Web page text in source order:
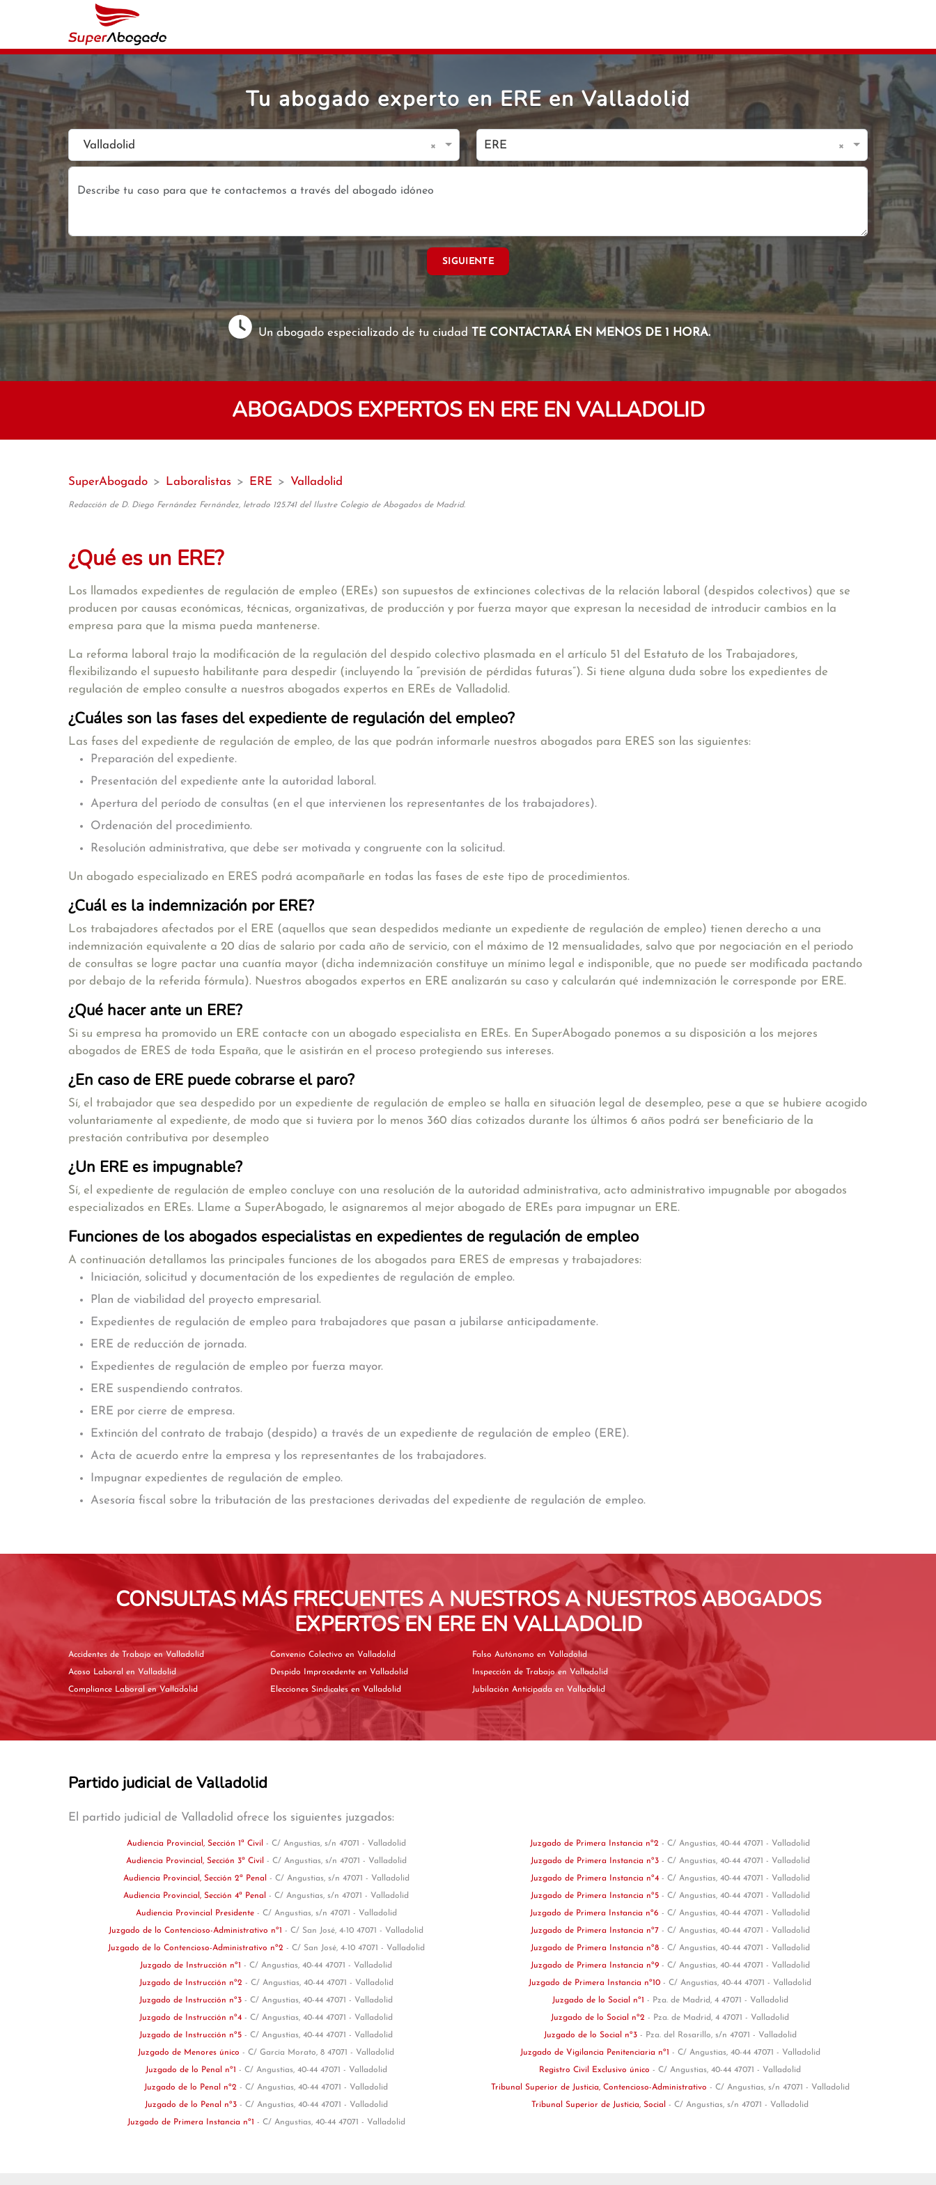
Tu abogado experto en ERE en Valladolid
Valladolid × ERE ×
SIGUIENTE
Un abogado especializado de tu ciudad TE CONTACTARÁ EN MENOS DE 1 HORA.
ABOGADOS EXPERTOS EN ERE EN VALLADOLID
SuperAbogado > Laboralistas > ERE > Valladolid
Redacción de D. Diego Fernández Fernández, letrado 125.741 del Ilustre Colegio de Abogados de Madrid.
¿Qué es un ERE?
Los llamados expedientes de regulación de empleo (EREs) son supuestos de extinciones colectivas de la relación laboral (despidos colectivos) que se
producen por causas económicas, técnicas, organizativas, de producción y por fuerza mayor que expresan la necesidad de introducir cambios en la
empresa para que la misma pueda mantenerse.
La reforma laboral trajo la modificación de la regulación del despido colectivo plasmada en el artículo 51 del Estatuto de los Trabajadores,
flexibilizando el supuesto habilitante para despedir (incluyendo la “previsión de pérdidas futuras”). Si tiene alguna duda sobre los expedientes de
regulación de empleo consulte a nuestros abogados expertos en EREs de Valladolid.
¿Cuáles son las fases del expediente de regulación del empleo?
Las fases del expediente de regulación de empleo, de las que podrán informarle nuestros abogados para ERES son las siguientes:
Preparación del expediente.
Presentación del expediente ante la autoridad laboral.
Apertura del período de consultas (en el que intervienen los representantes de los trabajadores).
Ordenación del procedimiento.
Resolución administrativa, que debe ser motivada y congruente con la solicitud.
Un abogado especializado en ERES podrá acompañarle en todas las fases de este tipo de procedimientos.
¿Cuál es la indemnización por ERE?
Los trabajadores afectados por el ERE (aquellos que sean despedidos mediante un expediente de regulación de empleo) tienen derecho a una
indemnización equivalente a 20 días de salario por cada año de servicio, con el máximo de 12 mensualidades, salvo que por negociación en el periodo
de consultas se logre pactar una cuantía mayor (dicha indemnización constituye un mínimo legal e indisponible, que no puede ser modificada pactando
por debajo de la referida fórmula). Nuestros abogados expertos en ERE analizarán su caso y calcularán qué indemnización le corresponde por ERE.
¿Qué hacer ante un ERE?
Si su empresa ha promovido un ERE contacte con un abogado especialista en EREs. En SuperAbogado ponemos a su disposición a los mejores
abogados de ERES de toda España, que le asistirán en el proceso protegiendo sus intereses.
¿En caso de ERE puede cobrarse el paro?
Sí, el trabajador que sea despedido por un expediente de regulación de empleo se halla en situación legal de desempleo, pese a que se hubiere acogido
voluntariamente al expediente, de modo que si tuviera por lo menos 360 días cotizados durante los últimos 6 años podrá ser beneficiario de la
prestación contributiva por desempleo
¿Un ERE es impugnable?
Sí, el expediente de regulación de empleo concluye con una resolución de la autoridad administrativa, acto administrativo impugnable por abogados
especializados en EREs. Llame a SuperAbogado, le asignaremos al mejor abogado de EREs para impugnar un ERE.
Funciones de los abogados especialistas en expedientes de regulación de empleo
A continuación detallamos las principales funciones de los abogados para ERES de empresas y trabajadores:
Iniciación, solicitud y documentación de los expedientes de regulación de empleo.
Plan de viabilidad del proyecto empresarial.
Expedientes de regulación de empleo para trabajadores que pasan a jubilarse anticipadamente.
ERE de reducción de jornada.
Expedientes de regulación de empleo por fuerza mayor.
ERE suspendiendo contratos.
ERE por cierre de empresa.
Extinción del contrato de trabajo (despido) a través de un expediente de regulación de empleo (ERE).
Acta de acuerdo entre la empresa y los representantes de los trabajadores.
Impugnar expedientes de regulación de empleo.
Asesoría fiscal sobre la tributación de las prestaciones derivadas del expediente de regulación de empleo.
CONSULTAS MÁS FRECUENTES A NUESTROS A NUESTROS ABOGADOS
EXPERTOS EN ERE EN VALLADOLID
Accidentes de Trabajo en Valladolid
Acoso Laboral en Valladolid
Compliance Laboral en Valladolid
Convenio Colectivo en Valladolid
Despido Improcedente en Valladolid
Elecciones Sindicales en Valladolid
Falso Autónomo en Valladolid
Inspección de Trabajo en Valladolid
Jubilación Anticipada en Valladolid
Partido judicial de Valladolid
El partido judicial de Valladolid ofrece los siguientes juzgados:
Audiencia Provincial, Sección 1ª Civil - C/ Angustias, s/n 47071 - Valladolid
Audiencia Provincial, Sección 3ª Civil - C/ Angustias, s/n 47071 - Valladolid
Audiencia Provincial, Sección 2ª Penal - C/ Angustias, s/n 47071 - Valladolid
Audiencia Provincial, Sección 4ª Penal - C/ Angustias, s/n 47071 - Valladolid
Audiencia Provincial Presidente - C/ Angustias, s/n 47071 - Valladolid
Juzgado de lo Contencioso-Administrativo nº1 - C/ San José, 4-10 47071 - Valladolid
Juzgado de lo Contencioso-Administrativo nº2 - C/ San José, 4-10 47071 - Valladolid
Juzgado de Instrucción nº1 - C/ Angustias, 40-44 47071 - Valladolid
Juzgado de Instrucción nº2 - C/ Angustias, 40-44 47071 - Valladolid
Juzgado de Instrucción nº3 - C/ Angustias, 40-44 47071 - Valladolid
Juzgado de Instrucción nº4 - C/ Angustias, 40-44 47071 - Valladolid
Juzgado de Instrucción nº5 - C/ Angustias, 40-44 47071 - Valladolid
Juzgado de Menores único - C/ García Morato, 8 47071 - Valladolid
Juzgado de lo Penal nº1 - C/ Angustias, 40-44 47071 - Valladolid
Juzgado de lo Penal nº2 - C/ Angustias, 40-44 47071 - Valladolid
Juzgado de lo Penal nº3 - C/ Angustias, 40-44 47071 - Valladolid
Juzgado de Primera Instancia nº1 - C/ Angustias, 40-44 47071 - Valladolid
Juzgado de Primera Instancia nº2 - C/ Angustias, 40-44 47071 - Valladolid
Juzgado de Primera Instancia nº3 - C/ Angustias, 40-44 47071 - Valladolid
Juzgado de Primera Instancia nº4 - C/ Angustias, 40-44 47071 - Valladolid
Juzgado de Primera Instancia nº5 - C/ Angustias, 40-44 47071 - Valladolid
Juzgado de Primera Instancia nº6 - C/ Angustias, 40-44 47071 - Valladolid
Juzgado de Primera Instancia nº7 - C/ Angustias, 40-44 47071 - Valladolid
Juzgado de Primera Instancia nº8 - C/ Angustias, 40-44 47071 - Valladolid
Juzgado de Primera Instancia nº9 - C/ Angustias, 40-44 47071 - Valladolid
Juzgado de Primera Instancia nº10 - C/ Angustias, 40-44 47071 - Valladolid
Juzgado de lo Social nº1 - Pza. de Madrid, 4 47071 - Valladolid
Juzgado de lo Social nº2 - Pza. de Madrid, 4 47071 - Valladolid
Juzgado de lo Social nº3 - Pza. del Rosarillo, s/n 47071 - Valladolid
Juzgado de Vigilancia Penitenciaria nº1 - C/ Angustias, 40-44 47071 - Valladolid
Registro Civil Exclusivo único - C/ Angustias, 40-44 47071 - Valladolid
Tribunal Superior de Justicia, Contencioso-Administrativo - C/ Angustias, s/n 47071 - Valladolid
Tribunal Superior de Justicia, Social - C/ Angustias, s/n 47071 - Valladolid